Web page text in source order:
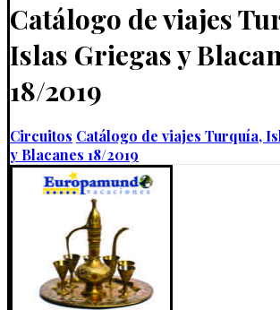
Catálogo de viajes
Islas Griegas y
18/2019
Circuitos Catálogo de viajes Turquía,
y Blacanes 18/2019